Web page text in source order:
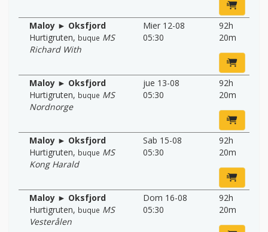
Maloy ► Oksfjord
Hurtigruten, buque MS
Richard With
Mier 12-08
05:30
92h
20m
Maloy ► Oksfjord
Hurtigruten, buque MS
Nordnorge
jue 13-08
05:30
92h
20m
Maloy ► Oksfjord
Hurtigruten, buque MS
Kong Harald
Sab 15-08
05:30
92h
20m
Maloy ► Oksfjord
Hurtigruten, buque MS
Vesterålen
Dom 16-08
05:30
92h
20m